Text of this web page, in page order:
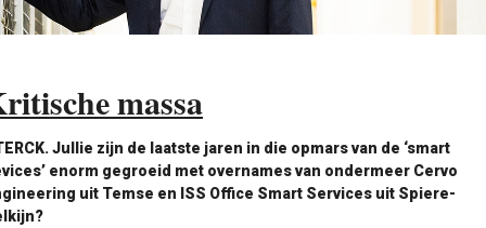
massa
Jullie zijn de laatste jaren in die opmars van de ‘smart
enorm gegroeid met overnames van ondermeer Cervo
uit Temse en ISS Office Smart Services uit Spiere-